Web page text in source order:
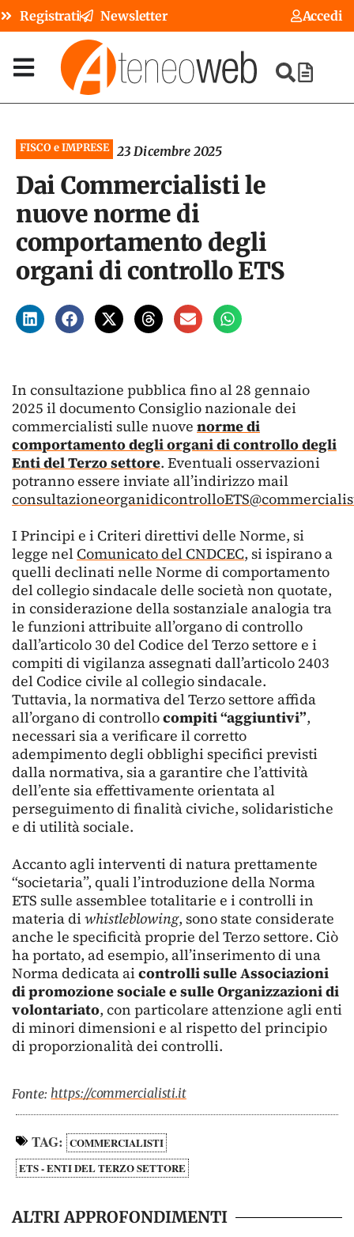
Registrati Newsletter Accedi
FISCO e IMPRESE 23 Dicembre 2025
Dai Commercialisti le
nuove norme di
comportamento degli
organi di controllo ETS
In consultazione pubblica fino al 28 gennaio
2025 il documento Consiglio nazionale dei
commercialisti sulle nuove norme di
comportamento degli organi di controllo degli
Enti del Terzo settore. Eventuali osservazioni
potranno essere inviate all’indirizzo mail
I Principi e i Criteri direttivi delle Norme, si
legge nel Comunicato del CNDCEC, si ispirano a
quelli declinati nelle Norme di comportamento
del collegio sindacale delle società non quotate,
in considerazione della sostanziale analogia tra
le funzioni attribuite all’organo di controllo
dall’articolo 30 del Codice del Terzo settore e i
compiti di vigilanza assegnati dall’articolo 2403
del Codice civile al collegio sindacale.
Tuttavia, la normativa del Terzo settore affida
all’organo di controllocompiti “aggiuntivi”,
necessari sia a verificare il corretto
adempimento degli obblighi specifici previsti
dalla normativa, sia a garantire che l’attività
dell’ente sia effettivamente orientata al
perseguimento di finalità civiche, solidaristiche
e di utilità sociale.
Accanto agli interventi di natura prettamente
“societaria”, quali l’introduzione della Norma
ETS sulle assemblee totalitarie e i controlli in
materia diwhistleblowing, sono state considerate
anche le specificità proprie del Terzo settore. Ciò
ha portato, ad esempio, all’inserimento di una
Norma dedicata aicontrolli sulle Associazioni
di promozione sociale e sulle Organizzazioni di
volontariato, con particolare attenzione agli enti
di minori dimensioni e al rispetto del principio
di proporzionalità dei controlli.
Fonte: https://commercialisti.it
TAG: COMMERCIALISTI
ETS - ENTI DEL TERZO SETTORE
ALTRI APPROFONDIMENTI